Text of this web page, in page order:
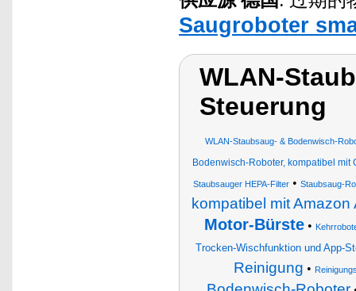
Saugroboter
WLAN-
Steuerung
WLAN-Staubsaug- & Bodenwisch-
Bodenwisch-Roboter, kompatibel mit
Staubsauger HEPA-Filter• Staubsaug-
kompatibel mit Amazon
Motor-Bürste•
Trocken-Wischfunktion und App-
Reinigung •